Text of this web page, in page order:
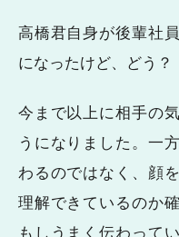
高橋君自身が後輩社
になったけど、どう？
今まで以上に相手の
うになりました。一
わるのではなく、顔
理解できているのか
もしうまく伝わって